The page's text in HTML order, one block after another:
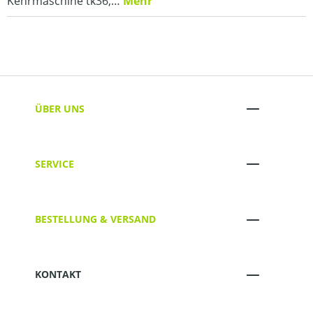
ÜBER UNS
SERVICE
BESTELLUNG & VERSAND
KONTAKT